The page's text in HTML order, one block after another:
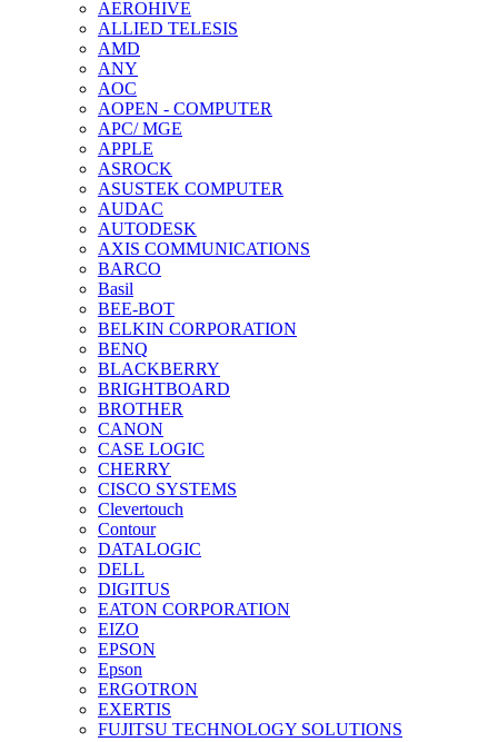
AEROHIVE
ALLIED TELESIS
AMD
ANY
AOC
AOPEN - COMPUTER
APC/ MGE
APPLE
ASROCK
ASUSTEK COMPUTER
AUDAC
AUTODESK
AXIS COMMUNICATIONS
BARCO
Basil
BEE-BOT
BELKIN CORPORATION
BENQ
BLACKBERRY
BRIGHTBOARD
BROTHER
CANON
CASE LOGIC
CHERRY
CISCO SYSTEMS
Clevertouch
Contour
DATALOGIC
DELL
DIGITUS
EATON CORPORATION
EIZO
EPSON
Epson
ERGOTRON
EXERTIS
FUJITSU TECHNOLOGY SOLUTIONS